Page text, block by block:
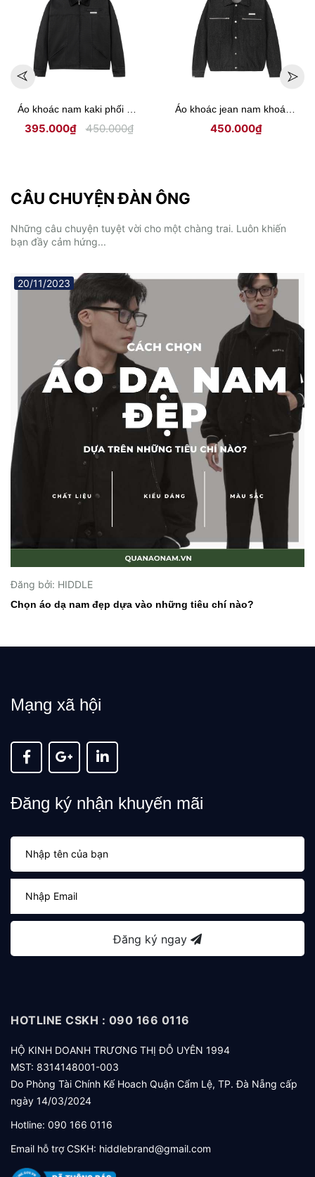
395.000₫ 450.000₫ 450.000₫
CÂU CHUYỆN ĐÀN ÔNG
Những câu chuyện tuyệt vời cho một chàng trai. Luôn khiến
bạn đầy cảm hứng...
20/11/2023
Đăng bởi: HIDDLE
Chọn áo dạ nam đẹp dựa vào những tiêu chí nào?
Mạng xã hội
Đăng ký nhận khuyến mãi
Đăng ký ngay
HOTLINE CSKH : 090 166 0116
HỘ KINH DOANH TRƯƠNG THỊ ĐỖ UYÊN 1994
MST: 8314148001-003
Do Phòng Tài Chính Kế Hoach Quận Cẩm Lệ, TP. Đà Nẵng cấp
ngày 14/03/2024
Hotline: 090 166 0116
Email hỗ trợ CSKH: hiddlebrand@gmail.com